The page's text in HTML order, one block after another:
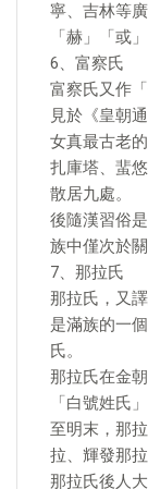
寧、吉林等
「赫」「或
6、富察氏
富察氏又作
見於《皇朝
女真最古老
扎庫塔、蜚
散居九處。
後隨漢習俗
族中僅次於關
7、那拉氏
那拉氏，又
是滿族的一
氏。
那拉氏在金
「白號姓氏
至明末，那
拉、輝發那
那拉氏後人